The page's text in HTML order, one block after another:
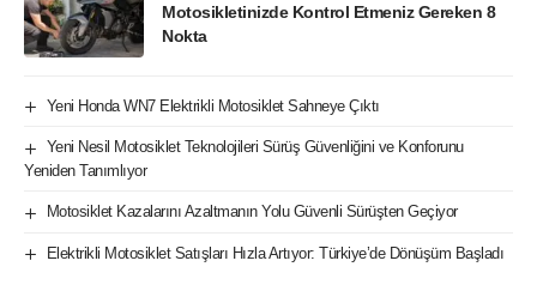
Motosikletinizde Kontrol Etmeniz Gereken 8
Nokta
Yeni Honda WN7 Elektrikli Motosiklet Sahneye Çıktı
Yeni Nesil Motosiklet Teknolojileri Sürüş Güvenliğini ve Konforunu
Yeniden Tanımlıyor
Motosiklet Kazalarını Azaltmanın Yolu Güvenli Sürüşten Geçiyor
Elektrikli Motosiklet Satışları Hızla Artıyor: Türkiye’de Dönüşüm Başladı